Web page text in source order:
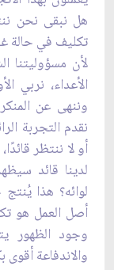
هل نبقى نحن
تكليف في حالة
لأن مسؤوليتنا
الأعداء، نربي
وننهى عن
نقدم التجربة
أو لا ننتظر
لدينا قائد
لوائه؟ هذا
أصل العمل هو
وجود الظهور
والاندفاعة أقوى